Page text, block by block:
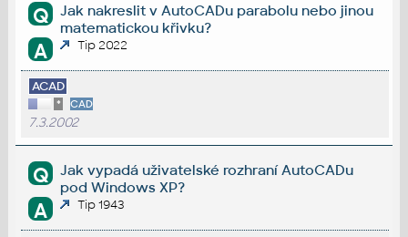
Q
Jak nakreslit v AutoCADu parabolu nebo jinou
matematickou křivku?
A Tip 2022
ACAD
* CAD
7.3.2002
Q
Jak vypadá uživatelské rozhraní AutoCADu
pod Windows XP?
A Tip 1943